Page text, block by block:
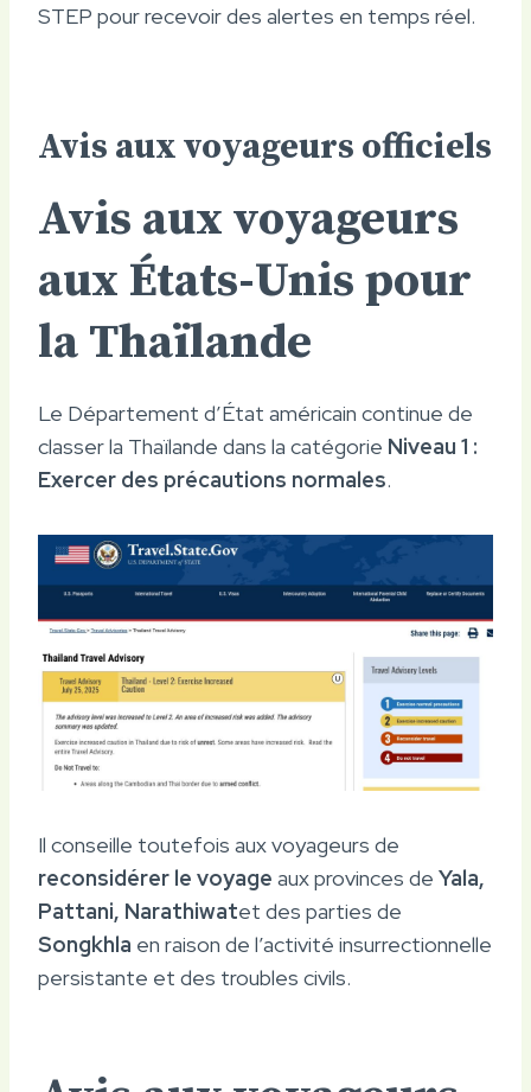
STEP pour recevoir des alertes en temps réel.
Avis aux voyageurs officiels
Avis aux voyageurs
aux États-Unis pour
la Thaïlande
Le Département d’État américain continue de
classer la Thaïlande dans la catégorie Niveau 1 :
Exercer des précautions normales.
Il conseille toutefois aux voyageurs de
reconsidérer le voyage aux provinces de Yala,
Pattani, Narathiwatet des parties de
Songkhla en raison de l’activité insurrectionnelle
persistante et des troubles civils.